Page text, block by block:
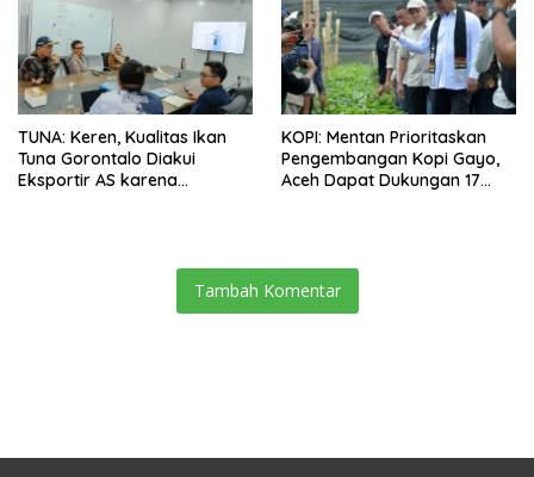
TUNA: Keren, Kualitas Ikan
Tuna Gorontalo Diakui
Eksportir AS karena
KOPI: Mentan Prioritaskan
Pengembangan Kopi Gayo,
Aceh Dapat Dukungan 17
Tambah Komentar